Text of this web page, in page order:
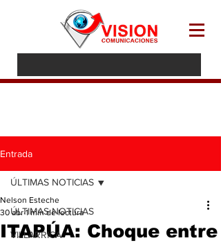
Entrada
ÚLTIMAS NOTICIAS
VILLARRICA
ÚLTIMAS NOTICIAS
ITAPÚA: Choque entre
Nelson Esteche
30 abr 1 min de lectura